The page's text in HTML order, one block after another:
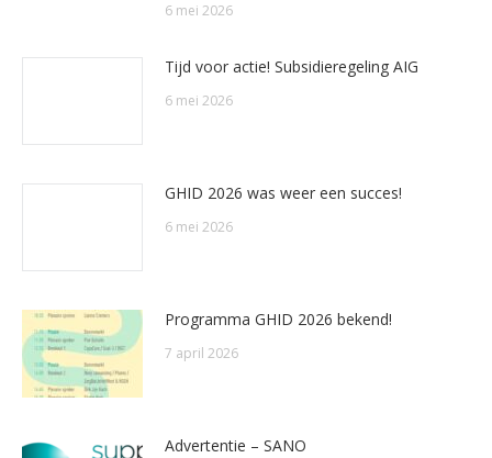
6 mei 2026
Tijd voor actie! Subsidieregeling AIG
6 mei 2026
GHID 2026 was weer een succes!
6 mei 2026
Programma GHID 2026 bekend!
7 april 2026
Advertentie – SANO